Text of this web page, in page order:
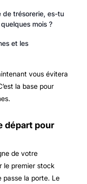
de trésorerie, es-tu
mois ?
et les
vous évitera
la base pour
départ pour
de votre
le premier stock
passe la porte. Le